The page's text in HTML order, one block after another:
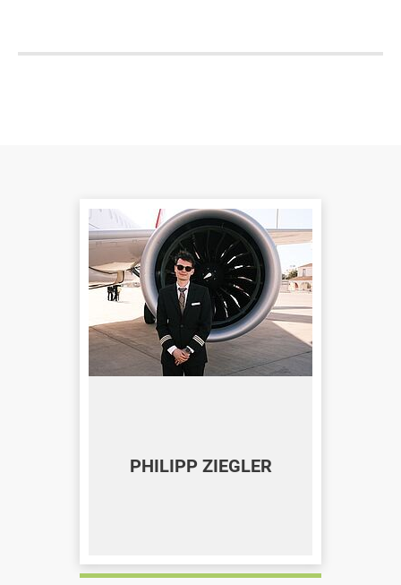
PHILIPP ZIEGLER